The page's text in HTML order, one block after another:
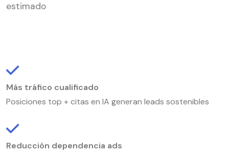
estimado
Más tráfico cualificado
Posiciones top + citas en IA generan leads sostenibles
Reducción dependencia ads